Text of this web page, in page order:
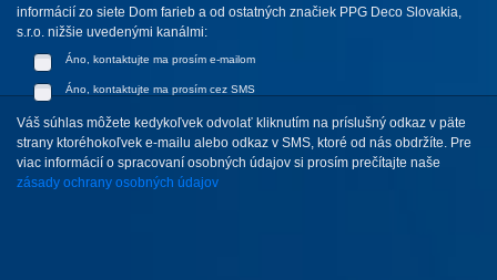
informácií zo siete Dom farieb a od ostatných značiek PPG Deco Slovakia,
s.r.o. nižšie uvedenými kanálmi:
Áno, kontaktujte ma prosím e-mailom
Áno, kontaktujte ma prosím cez SMS
Váš súhlas môžete kedykoľvek odvolať kliknutím na príslušný odkaz v päte
strany ktoréhokoľvek e-mailu alebo odkaz v SMS, ktoré od nás obdržíte. Pre
viac informácií o spracovaní osobných údajov si prosím prečítajte naše
zásady ochrany osobných údajov